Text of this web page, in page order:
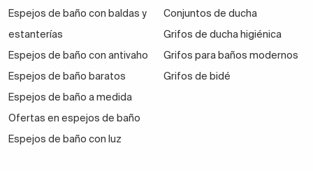
Espejos de baño con baldas y
estanterías
Espejos de baño con antivaho
Espejos de baño baratos
Espejos de baño a medida
Ofertas en espejos de baño
Espejos de baño con luz
Conjuntos de ducha
Grifos de ducha higiénica
Grifos para baños modernos
Grifos de bidé